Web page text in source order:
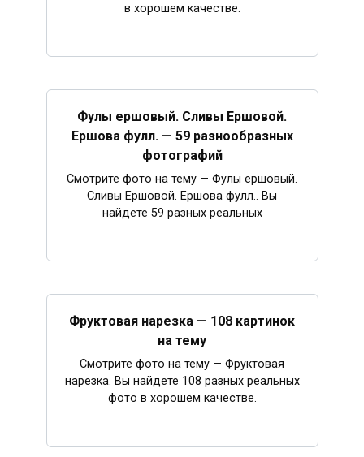
в хорошем качестве.
Фулы ершовый. Сливы Ершовой.
Ершова фулл. — 59 разнообразных
фотографий
Смотрите фото на тему — Фулы ершовый.
Сливы Ершовой. Ершова фулл.. Вы
найдете 59 разных реальных
Фруктовая нарезка — 108 картинок
на тему
Смотрите фото на тему — Фруктовая
нарезка. Вы найдете 108 разных реальных
фото в хорошем качестве.